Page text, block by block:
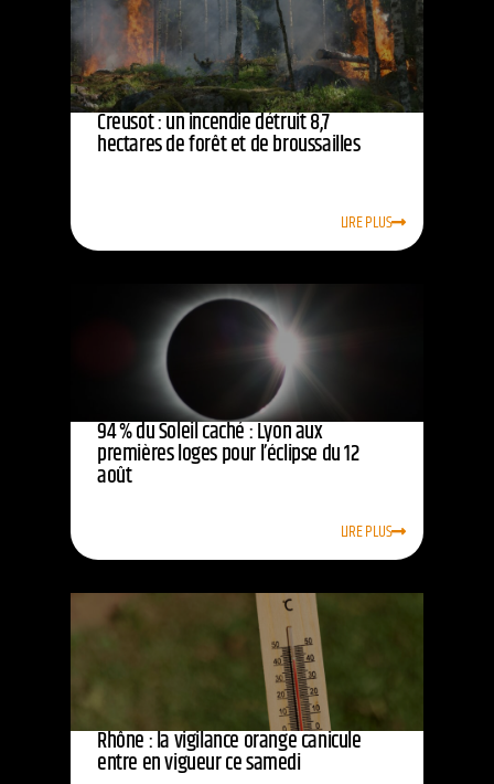
Creusot : un incendie détruit 8,7
hectares de forêt et de broussailles
LIRE PLUS
94 % du Soleil caché : Lyon aux
premières loges pour l’éclipse du 12
août
LIRE PLUS
Rhône : la vigilance orange canicule
entre en vigueur ce samedi